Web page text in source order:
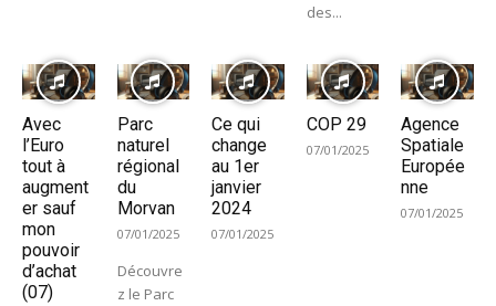
des...
Avec
l’Euro
tout à
augment
er sauf
mon
pouvoir
d’achat
(07)
Parc
naturel
régional
du
Morvan
07/01/2025
Découvre
z le Parc
Ce qui
change
au 1er
janvier
2024
07/01/2025
COP 29
07/01/2025
Agence
Spatiale
Europée
nne
07/01/2025